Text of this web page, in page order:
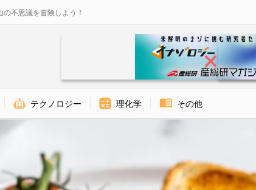
不思議を冒険しよう！
テクノロジー 理化学 その他